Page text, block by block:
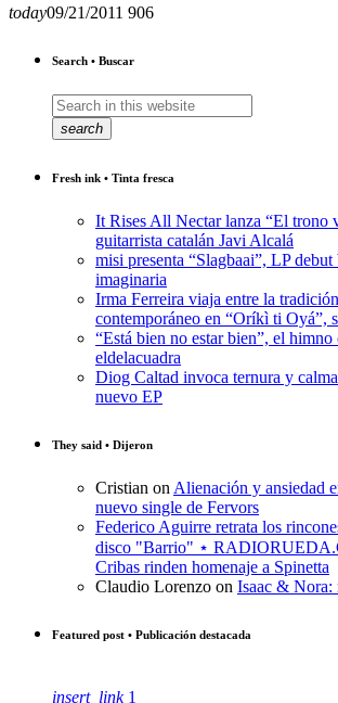
today09/21/2011 906
Search • Buscar
search
Fresh ink • Tinta fresca
It Rises All Nectar lanza “El trono
guitarrista catalán Javi Alcalá
misi presenta “Slagbaai”, LP debut
imaginaria
Irma Ferreira viaja entre la
contemporáneo en “Oríkì ti Oyá”,
“Está bien no estar bien”, el himno
eldelacuadra
Diog Caltad invoca ternura y
nuevo EP
They said • Dijeron
Cristian on Alienación y ansiedad
nuevo single de Fervors
Federico Aguirre retrata los
disco "Barrio" ⋆
Cribas rinden homenaje a Spinetta
Claudio Lorenzo on Isaac & Nora:
Featured post • Publicación destacada
insert_link 1